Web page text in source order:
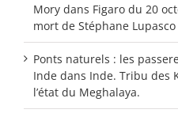
Mory dans Figaro du 20
mort de Stéphane Lupasco
Ponts naturels : les
Inde dans Inde. Tribu des
l’état du Meghalaya.